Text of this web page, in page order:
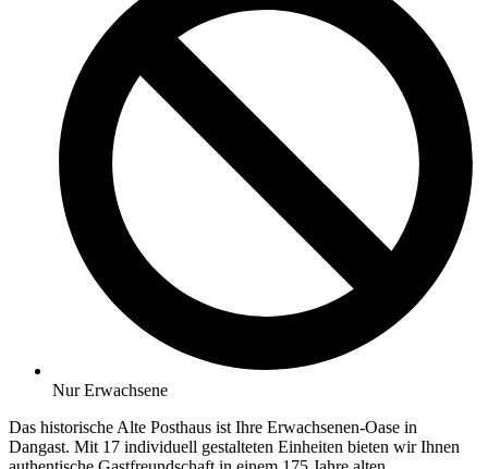
Nur Erwachsene
Das historische Alte Posthaus ist Ihre Erwachsenen-Oase in
Dangast. Mit 17 individuell gestalteten Einheiten bieten wir Ihnen